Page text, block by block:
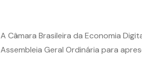
A Câmara Brasileira da Economia
Assembleia Geral Ordinária para